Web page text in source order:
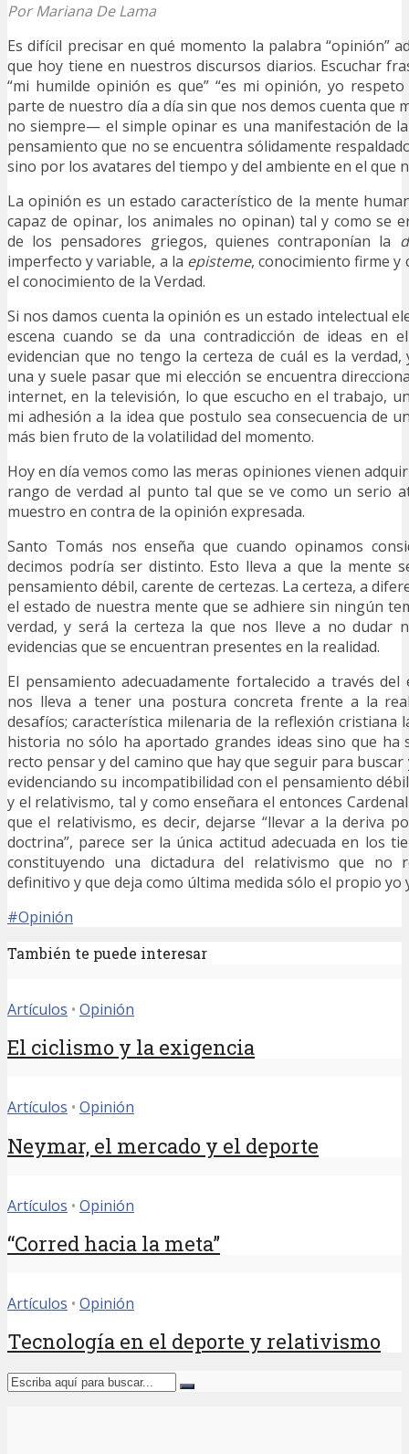
Por Mariana De Lama
Es difícil precisar en qué momento la palabra “opinión”
que hoy tiene en nuestros discursos diarios. Escuchar
“mi humilde opinión es que” “es mi opinión, yo
parte de nuestro día a día sin que nos demos cuenta que
no siempre— el simple opinar es una manifestación de
pensamiento que no se encuentra sólidamente
sino por los avatares del tiempo y del ambiente en el que
La opinión es un estado característico de la mente
capaz de opinar, los animales no opinan) tal y como se
de los pensadores griegos, quienes contraponían la
imperfecto y variable, a la episteme, conocimiento firme y
el conocimiento de la Verdad.
Si nos damos cuenta la opinión es un estado intelectual
escena cuando se da una contradicción de ideas en
evidencian que no tengo la certeza de cuál es la
una y suele pasar que mi elección se encuentra
internet, en la televisión, lo que escucho en el trabajo,
mi adhesión a la idea que postulo sea consecuencia de
más bien fruto de la volatilidad del momento.
Hoy en día vemos como las meras opiniones vienen
rango de verdad al punto tal que se ve como un serio
muestro en contra de la opinión expresada.
Santo Tomás nos enseña que cuando opinamos
decimos podría ser distinto. Esto lleva a que la mente
pensamiento débil, carente de certezas. La certeza, a
el estado de nuestra mente que se adhiere sin ningún
verdad, y será la certeza la que nos lleve a no dudar
evidencias que se encuentran presentes en la realidad.
El pensamiento adecuadamente fortalecido a través
nos lleva a tener una postura concreta frente a la
desafíos; característica milenaria de la reflexión cristiana
historia no sólo ha aportado grandes ideas sino que ha
recto pensar y del camino que hay que seguir para
evidenciando su incompatibilidad con el pensamiento
y el relativismo, tal y como enseñara el entonces
que el relativismo, es decir, dejarse “llevar a la deriva
doctrina”, parece ser la única actitud adecuada en los
constituyendo una dictadura del relativismo que no
definitivo y que deja como última medida sólo el propio yo
#Opinión
También te puede interesar
Artículos • Opinión
El ciclismo y la exigencia
Artículos • Opinión
Neymar, el mercado y el deporte
Artículos • Opinión
“Corred hacia la meta”
Artículos • Opinión
Tecnología en el deporte y relativismo